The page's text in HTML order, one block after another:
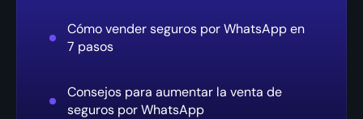
Cómo vender seguros por WhatsApp en
7 pasos
Consejos para aumentar la venta de
seguros por WhatsApp